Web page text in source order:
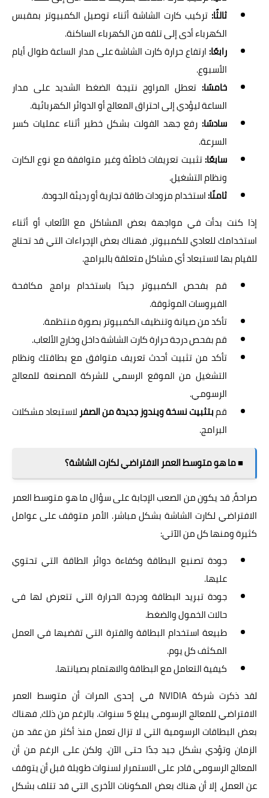
ثالثًا: تركيب كارت الشاشة أثناء توصيل الكمبيوتر بمقبس
الكهرباء أدى إلى تلفه من الكهرباء الساكنة.
رابعًا: ارتفاع حرارة كارت الشاشة على مدار الساعة طوال أيام
الأسبوع.
خامسًا: تعطل المراوح نتيجة الضغط الشديد على مدار
الساعة ليؤدي إلى احتراق المعالج أو الدوائر الكهربائية.
سادسًا: رفع جهد الفولت بشكل خطير أثناء عمليات كسر
السرعة.
سابعًا:تثبيت تعريفات خاطئة وغير متوافقة مع نوع الكارت
ونظام التشغيل.
ثامنًا:استخدام مزودات طاقة تجارية أو رديئة الجودة.
إذا كنت بدأت في مواجهة بعض المشاكل مع الألعاب أو أثناء
استخدامك للعادي للكمبيوتر، فهناك بعض الإجراءات التي قد تحتاج
للقيام بها لاستبعاد أي مشاكل متعلقة بالبرامج.
قم بفحص الكمبيوتر جيدًا باستخدام برامج مكافحة
الفيروسات الموثوقة.
تأكد من صيانة وتنظيف الكمبيوتر بصورة منتظمة.
قم بفحص درجة حرارة كارت الشاشة داخل وخارج الألعاب.
تأكد من تثبيت أحدث تعريف متوافق مع بطاقتك ونظام
التشغيل من الموقع الرسمي للشركة المصنعة للمعالج
الرسومي.
قمبتثبيت نسخة ويندوز جديدة من الصفرلاستبعاد مشكلات
البرامج.
■ ما هو متوسط العمر الافتراضي لكارت الشاشة؟
صراحةً، قد يكون من الصعب الإجابة على سؤال ما هو متوسط العمر
الافتراضي لكارت الشاشة بشكل مباشر. الأمر متوقف على عوامل
كثيرة ومنها كل من الآتي:
جودة تصنيع البطاقة وكفاءة دوائر الطاقة التي تحتوي
عليها.
جودة تبريد البطاقة ودرجة الحرارة التي تتعرض لها في
حالات الخمول والضغط.
طبيعة استخدام البطاقة والفترة التي تقضيها في العمل
المكثف كل يوم.
كيفية التعامل مع البطاقة والاهتمام بصيانتها.
لقد ذكرت شركة NVIDIA في إحدى المرات أن متوسط العمر
الافتراضي للمعالج الرسومي يبلغ 5 سنوات. بالرغم من ذلك، فهناك
بعض البطاقات الرسومية التي لا تزال تعمل منذ أكثر من عقد من
الزمان وتؤدي بشكل جيد جدًا حتى الآن. ولكن على الرغم من أن
المعالج الرسومي قادر على الاستمرار لسنوات طويلة قبل أن يتوقف
عن العمل، إلا أن هناك بعض المكونات الأخرى التي قد تتلف بشكل